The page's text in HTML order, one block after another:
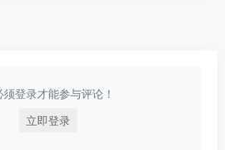
须登录才能参与评论！
立即登录